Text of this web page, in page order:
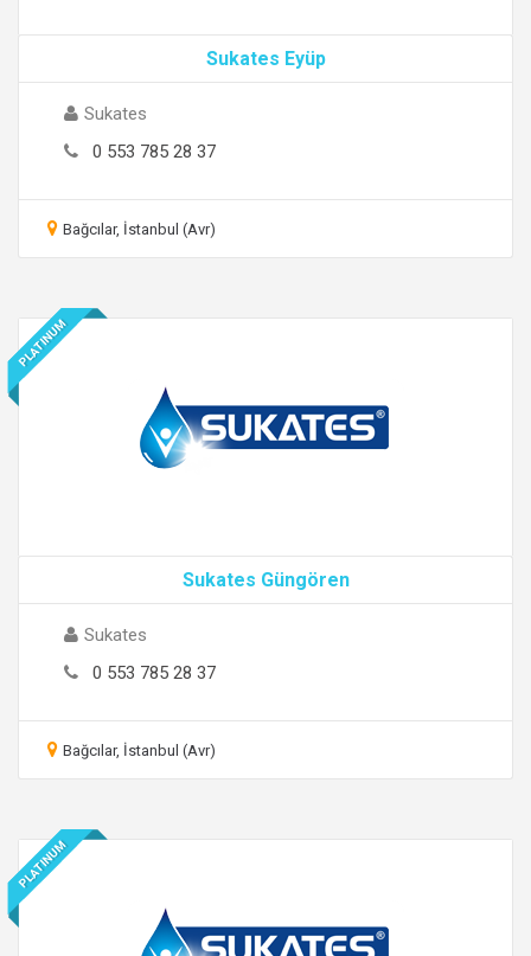
Sukates Eyüp
Sukates
0 553 785 28 37
Bağcılar, İstanbul (Avr)
PLATINUM
Sukates Güngören
Sukates
0 553 785 28 37
Bağcılar, İstanbul (Avr)
PLATINUM